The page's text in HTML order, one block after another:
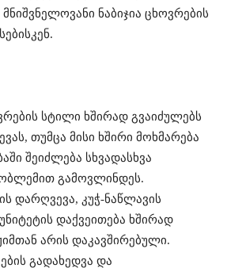
ნაბიჯია ცხოვრების
სტილი ხშირად გვაიძულებს
თუმცა მისი ხშირი მოხმარება
შეიძლება სხვადასხვა
გამოვლინდეს.
დარღვევა, კუჭ-ნაწლავის
დაქვეითება ხშირად
არის დაკავშირებული.
გადახედვა და